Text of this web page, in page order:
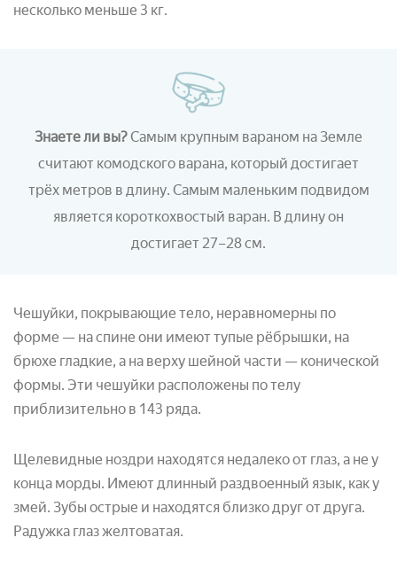
несколько меньше 3 кг.
Знаете ли вы?Самым крупным вараном на Земле
считают комодского варана, который достигает
трёх метров в длину. Самым маленьким подвидом
является короткохвостый варан. В длину он
достигает 27–28 см.
Чешуйки, покрывающие тело, неравномерны по
форме — на спине они имеют тупые рёбрышки, на
брюхе гладкие, а на верху шейной части — конической
формы. Эти чешуйки расположены по телу
приблизительно в 143 ряда.
Щелевидные ноздри находятся недалеко от глаз, а не у
конца морды. Имеют длинный раздвоенный язык, как у
змей. Зубы острые и находятся близко друг от друга.
Радужка глаз желтоватая.